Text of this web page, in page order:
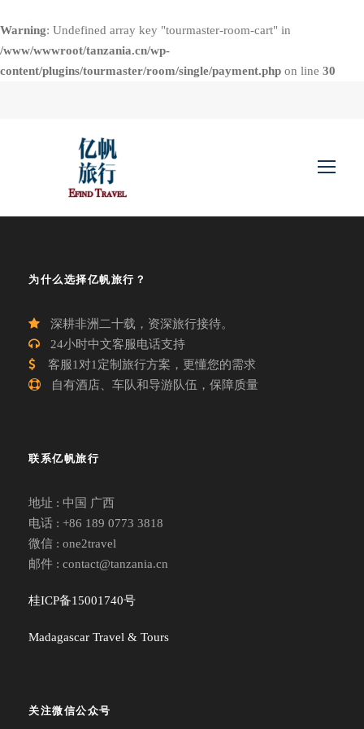
Warning: Undefined array key "tourmaster-room-cart" in
/www/wwwroot/tanzania.cn/wp-
content/plugins/tourmaster/room/single/payment.php on line 30
为什么选择亿帆旅行？
深耕非洲二十载，资深旅行接待。
24小时中文客服电话支持
客服1对1定制旅行方案，更懂您的需求
自有酒店、车队和导游队伍，保障质量
联系亿帆旅行
地址 : 中国 广西
电话 : +86 189 0773 3818
微信 : one2travel
邮件 : contact@tanzania.cn
桂ICP备15001740号
Madagascar Travel & Tours
关注微信公众号